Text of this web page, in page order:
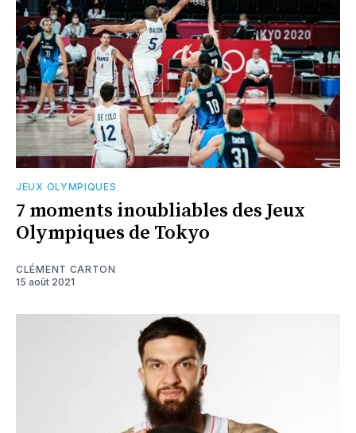
JEUX OLYMPIQUES
7 moments inoubliables des Jeux
Olympiques de Tokyo
CLÉMENT CARTON
15 août 2021